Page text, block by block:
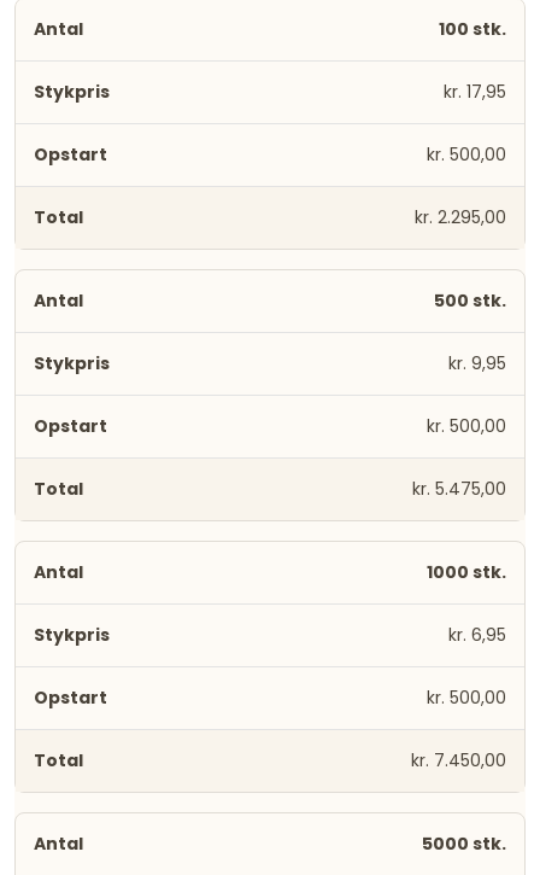
100 stk.
kr. 17,95
kr. 500,00
kr. 2.295,00
500 stk.
kr. 9,95
kr. 500,00
kr. 5.475,00
1000 stk.
kr. 6,95
kr. 500,00
kr. 7.450,00
5000 stk.